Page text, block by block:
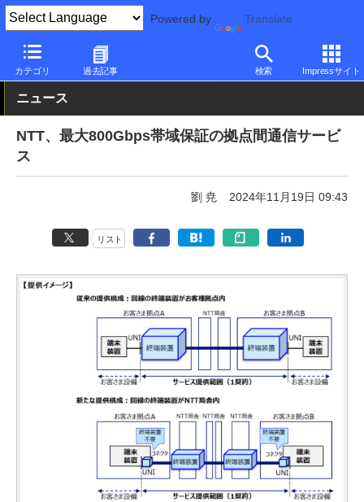
Powered by Translate
カテゴリ 過去記事 検索 Impressサイト
PC Watch 市場 サービス
ニュース
NTT、最大800Gbps帯域保証の拠点間通信サービ
ス
劉 尭 2024年11月19日 09:43
リスト